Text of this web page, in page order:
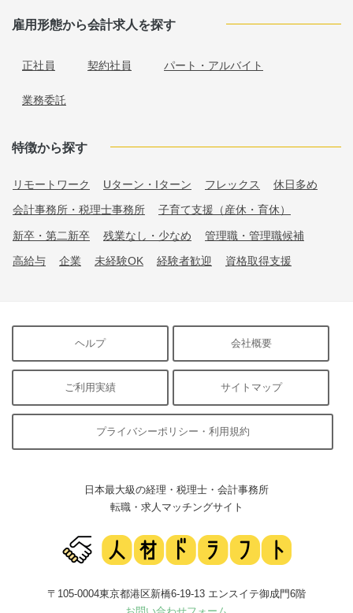
雇用形態から会計求人を探す
正社員 契約社員 パート・アルバイト
業務委託
特徴から探す
リモートワーク Uターン・Iターン フレックス 休日多め
会計事務所・税理士事務所 子育て支援（産休・育休）
新卒・第二新卒 残業なし・少なめ 管理職・管理職候補
高給与 企業 未経験OK 経験者歓迎 資格取得支援
ヘルプ 会社概要
ご利用実績 サイトマップ
プライバシーポリシー・利用規約
日本最大級の経理・税理士・会計事務所
転職・求人マッチングサイト
〒105-0004東京都港区新橋6-19-13 エンスイテ御成門6階